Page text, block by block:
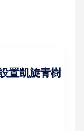
置凱旋青樹